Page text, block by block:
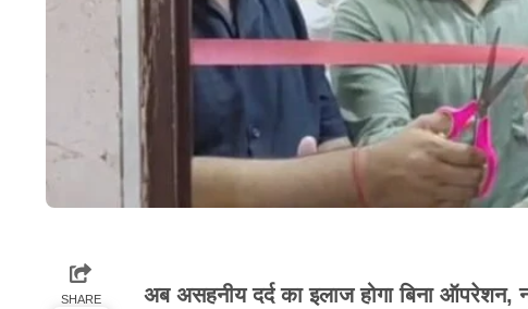
SHARE अब असहनीय दर्द का इलाज होगा बिना ऑपरेशन,